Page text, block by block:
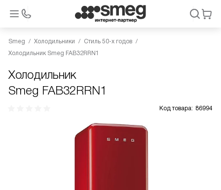
Smeg Холодильники
Стиль 50-х годов
Холодильник Smeg FAB32RRN1
Холодильник
Smeg FAB32RRN1
Код товара: 86994